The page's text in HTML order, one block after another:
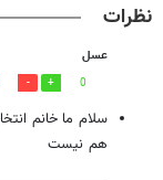
نظرات
عسل
0
سلام ما خانم
هم نیست